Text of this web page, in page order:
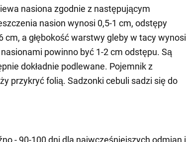
nasiona zgodnie z następującym
nasion wynosi 0,5-1 cm, odstępy
cm, a głębokość warstwy gleby w tacy wynosi
powinno być 1-2 cm odstępu. Są
dokładnie podlewane. Pojemnik z
przykryć folią. Sadzonki cebuli sadzi się do
- 90-100 dni dla najwcześniejszych odmian i